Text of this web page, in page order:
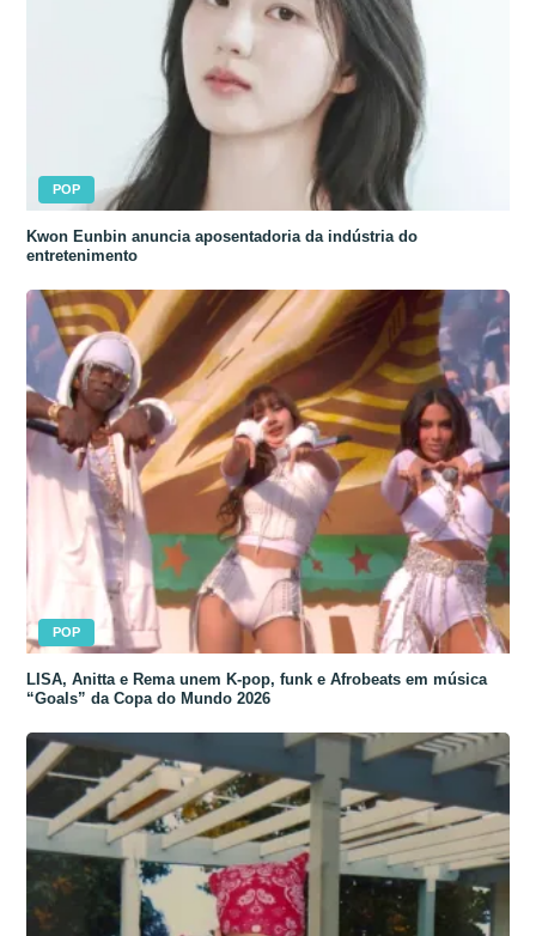
POP
Kwon Eunbin anuncia aposentadoria da indústria do
entretenimento
POP
LISA, Anitta e Rema unem K-pop, funk e Afrobeats em música
“Goals” da Copa do Mundo 2026